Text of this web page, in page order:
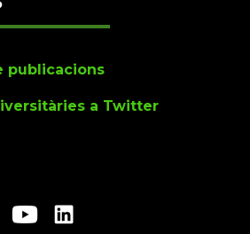
publicacions
a Twitter